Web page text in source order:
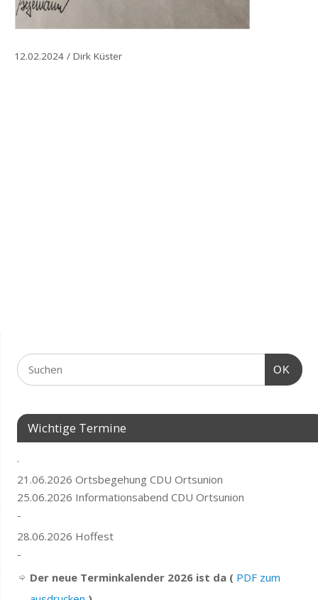
12.02.2024 / Dirk Küster
OK
Wichtige Termine
.
21.06.2026 Ortsbegehung CDU Ortsunion
25.06.2026 Informationsabend CDU Ortsunion
-
28.06.2026 Hoffest
-
Der neue Terminkalender 2026 ist da ( PDF zum